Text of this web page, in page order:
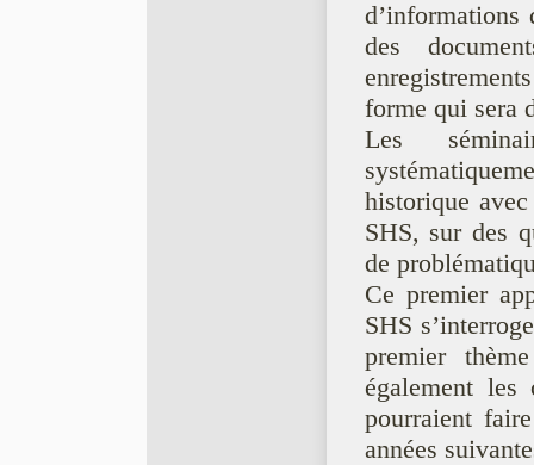
des
forme qui sera
Les
historique
SHS, sur des
de
Ce premier
SHS
premier
également les
pourraient
années